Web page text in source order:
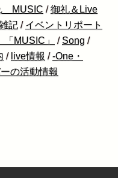
MUSIC /御礼＆Live
記 / イベントリポート
「MUSIC」 /Song /
/ live情報 /-One・
の活動情報